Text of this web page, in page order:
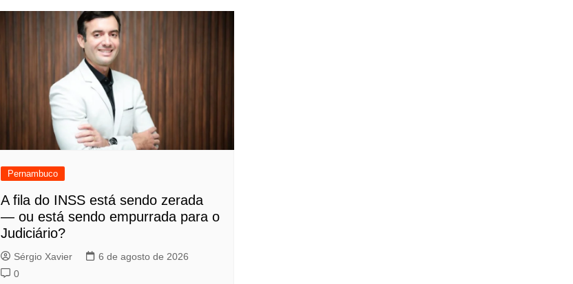
Pernambuco
A fila do INSS está sendo zerada
— ou está sendo empurrada para o
Judiciário?
Sérgio Xavier
6 de agosto de 2026
0